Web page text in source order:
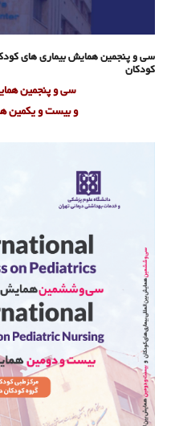
سی و پنجمین همایش بیماری های
کودکان
سی و پنجمین
و بیست و یکمین